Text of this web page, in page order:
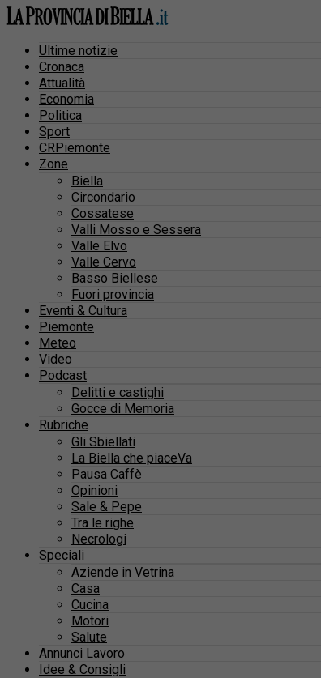
Ultime notizie
Cronaca
Attualità
Economia
Politica
Sport
CRPiemonte
Zone
Biella
Circondario
Cossatese
Valli Mosso e Sessera
Valle Elvo
Valle Cervo
Basso Biellese
Fuori provincia
Eventi & Cultura
Piemonte
Meteo
Video
Podcast
Delitti e castighi
Gocce di Memoria
Rubriche
Gli Sbiellati
La Biella che piaceVa
Pausa Caffè
Opinioni
Sale & Pepe
Tra le righe
Necrologi
Speciali
Aziende in Vetrina
Casa
Cucina
Motori
Salute
Annunci Lavoro
Idee & Consigli